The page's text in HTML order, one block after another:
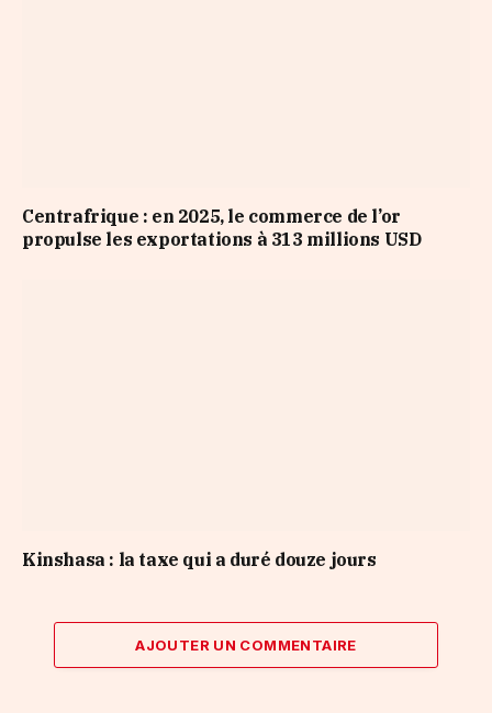
Centrafrique : en 2025, le commerce de l’or
propulse les exportations à 313 millions USD
Kinshasa : la taxe qui a duré douze jours
AJOUTER UN COMMENTAIRE